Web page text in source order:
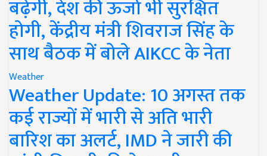
बढ़ेगी, देश की ऊर्जा भी सुरक्षित
होगी, केंद्रीय मंत्री शिवराज सिंह के
साथ बैठक में बोले AIKCC के नेता
Weather
Weather Update: 10 अगस्त तक
कई राज्यों में भारी से अति भारी
बारिश का अलर्ट, IMD ने जारी की